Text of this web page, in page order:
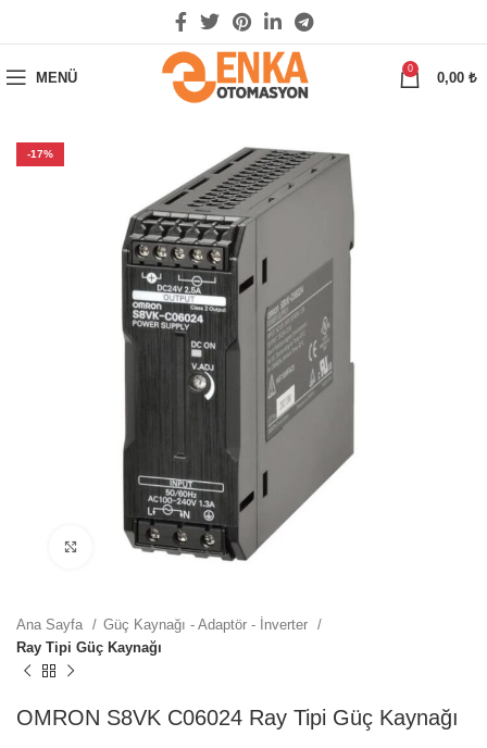
MENÜ
0
0,00 ₺
-17%
Büyütmek için tıklayın
Ana Sayfa
Güç Kaynağı - Adaptör - İnverter
Ray Tipi Güç Kaynağı
OMRON S8VK C06024 Ray Tipi Güç Kaynağı